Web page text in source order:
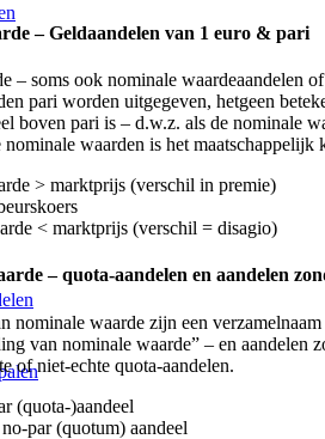
– Geldaandelen van 1 euro & pari
– soms ook nominale waardeaandelen
pari worden uitgegeven, hetgeen
boven pari is – d.w.z. als de nominale
waarden is het maatschappelijk
> marktprijs (verschil in premie)
< marktprijs (verschil = disagio)
– quota-aandelen en aandelen
nominale waarde zijn een
van nominale waarde” – en
of niet-echte quota-aandelen.
(quota-)aandeel
par (quotum) aandeel